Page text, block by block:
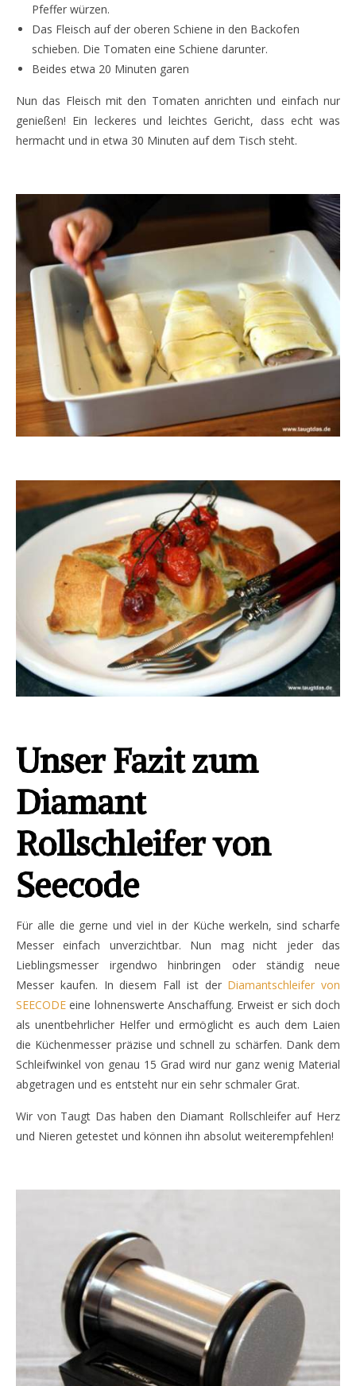
Pfeffer würzen.
Das Fleisch auf der oberen Schiene in den Backofen
schieben. Die Tomaten eine Schiene darunter.
Beides etwa 20 Minuten garen
Nun das Fleisch mit den Tomaten anrichten und einfach nur
genießen! Ein leckeres und leichtes Gericht, dass echt was
hermacht und in etwa 30 Minuten auf dem Tisch steht.
Unser Fazit zum
Diamant
Rollschleifer von
Seecode
Für alle die gerne und viel in der Küche werkeln, sind scharfe
Messer einfach unverzichtbar. Nun mag nicht jeder das
Lieblingsmesser irgendwo hinbringen oder ständig neue
Messer kaufen. In diesem Fall ist der Diamantschleifer von
SEECODE eine lohnenswerte Anschaffung. Erweist er sich doch
als unentbehrlicher Helfer und ermöglicht es auch dem Laien
die Küchenmesser präzise und schnell zu schärfen. Dank dem
Schleifwinkel von genau 15 Grad wird nur ganz wenig Material
abgetragen und es entsteht nur ein sehr schmaler Grat.
Wir von Taugt Das haben den Diamant Rollschleifer auf Herz
und Nieren getestet und können ihn absolut weiterempfehlen!